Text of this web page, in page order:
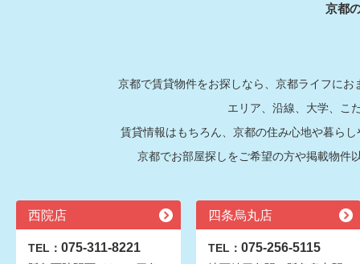
京都
京都で賃貸物件をお探しなら、京都ライフに
エリア、沿線、大学、こ
賃貸情報はもちろん、京都の住み心地や暮ら
京都でお部屋探しをご希望の方や掲載物件
西院店
TEL： 075-311-8221
四条烏丸店
TEL： 075-256-5115